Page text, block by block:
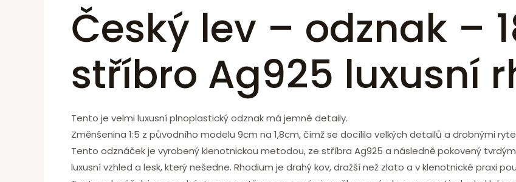
Český lev – odznak –
stříbro Ag925 luxusní
Tento je velmi luxusní plnoplastický odznak má jemné detaily.
Změnšenina 1:5 z původního modelu 9cm na 1,8cm, čímž se docílilo velkých detailů a drobnými
Tento odznáček je vyrobený klenotnickou metodou, ze stříbra Ag925 a následně pokovený
luxusní vzhled a lesk, který nešedne. Rhodium je drahý kov, dražší než zlato a v klenotnické praxi